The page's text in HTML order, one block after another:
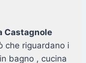
Castagnole
che riguardano i
bagno , cucina